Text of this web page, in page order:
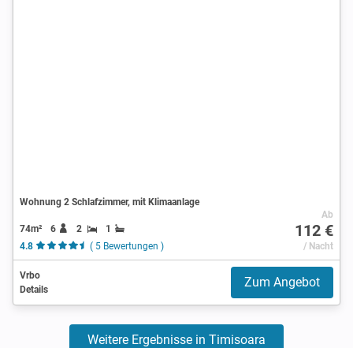
Wohnung 2 Schlafzimmer, mit Klimaanlage
74m² 6 2
1
4.8
( 5 Bewertungen )
Ab
112 €
/ Nacht
Vrbo
Details
Zum Angebot
Weitere Ergebnisse in Timisoara